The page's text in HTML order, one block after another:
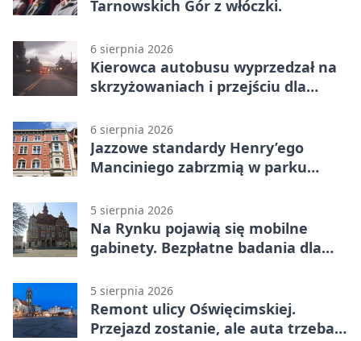
Tarnowskich Gór z włóczki.
6 sierpnia 2026
Kierowca autobusu wyprzedzał na
skrzyżowaniach i przejściu dla
6 sierpnia 2026
Jazzowe standardy Henry’ego
Manciniego zabrzmią w parku
5 sierpnia 2026
Na Rynku pojawią się mobilne
gabinety. Bezpłatne badania dla
5 sierpnia 2026
Remont ulicy Oświęcimskiej.
Przejazd zostanie, ale auta trzeba